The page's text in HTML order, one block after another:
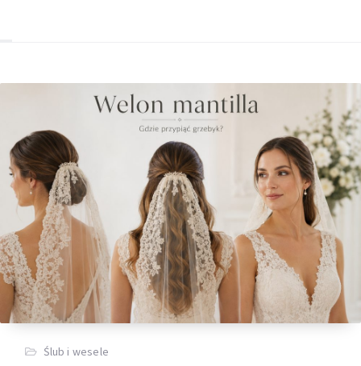
Ślub i wesele